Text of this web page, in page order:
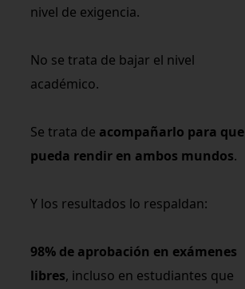
nivel de exigencia.
No se trata de bajar el nivel
académico.
Se trata de acompañarlo para que
pueda rendir en ambos mundos.
Y los resultados lo respaldan:
98% de aprobación en exámenes
libres, incluso en estudiantes que